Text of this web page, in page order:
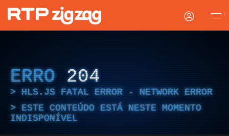
ERRO 204
HLS.JS FATAL ERROR - NETWORK ERROR
ESTE CONTEÚDO ESTÁ NESTE MOMENTO
INDISPONÍVEL